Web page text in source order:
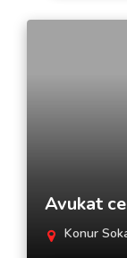
Avukat
Konur